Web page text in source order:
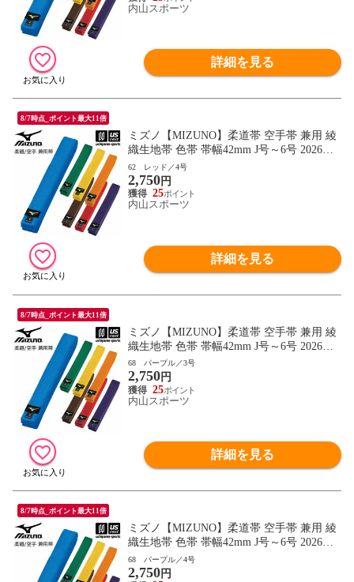
内山スポーツ
詳細を見る
8/7時点_ポイント最大11倍
ミズノ【MIZUNO】柔道帯 空手帯 兼用 綾
織生地帯 色帯 帯幅42mm J号～6号 2026年
継続モデル【22JV9A18 帯 柔道 空手 空手
道 刺繍加工不可】【翌日配達対象】[自社]
62 レッド／4号
2,750円
25
内山スポーツ
詳細を見る
8/7時点_ポイント最大11倍
ミズノ【MIZUNO】柔道帯 空手帯 兼用 綾
織生地帯 色帯 帯幅42mm J号～6号 2026年
継続モデル【22JV9A18 帯 柔道 空手 空手
道 刺繍加工不可】【翌日配達対象】[自社]
68 パープル／3号
2,750円
25
内山スポーツ
詳細を見る
8/7時点_ポイント最大11倍
ミズノ【MIZUNO】柔道帯 空手帯 兼用 綾
織生地帯 色帯 帯幅42mm J号～6号 2026年
継続モデル【22JV9A18 帯 柔道 空手 空手
道 刺繍加工不可】【翌日配達対象】[自社]
68 パープル／4号
2,750円